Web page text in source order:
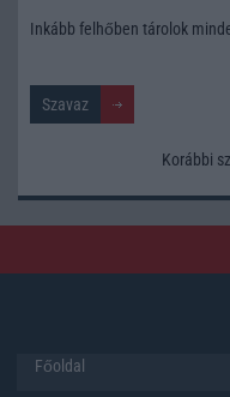
Inkább felhőben tárolok
Korábbi
Főoldal